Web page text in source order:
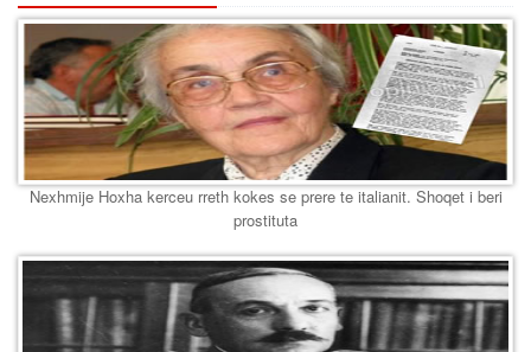
Nexhmije Hoxha kerceu rreth kokes se prere te italianit. Shoqet i beri
prostituta